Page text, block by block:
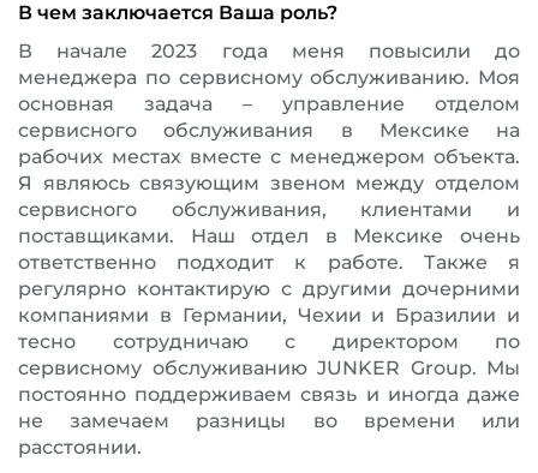
В чем заключается Ваша роль?
В начале 2023 года меня повысили до
менеджера по сервисному обслуживанию. Моя
основная задача – управление отделом
сервисного обслуживания в Мексике на
рабочих местах вместе с менеджером объекта.
Я являюсь связующим звеном между отделом
сервисного обслуживания, клиентами и
поставщиками. Наш отдел в Мексике очень
ответственно подходит к работе. Также я
регулярно контактирую с другими дочерними
компаниями в Германии, Чехии и Бразилии и
тесно сотрудничаю с директором по
сервисному обслуживанию JUNKER Group. Мы
постоянно поддерживаем связь и иногда даже
не замечаем разницы во времени или
расстоянии.